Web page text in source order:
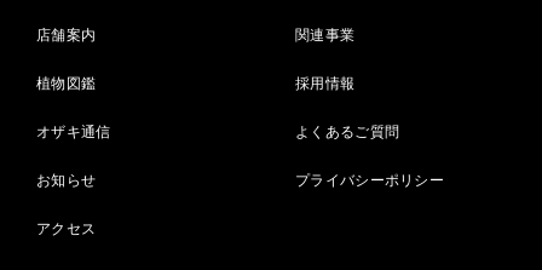
店舗案内
植物図鑑
オザキ通信
お知らせ
アクセス
関連事業
採用情報
よくあるご質問
プライバシーポリシー